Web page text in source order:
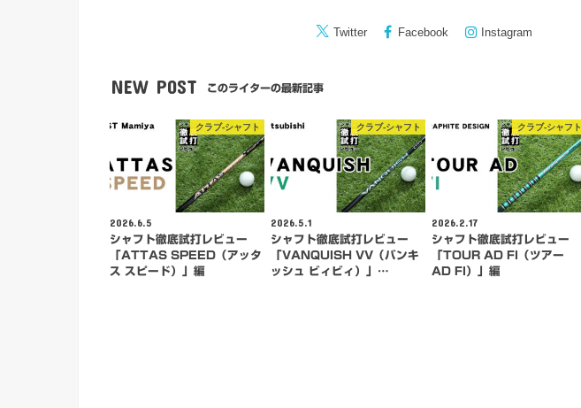
Twitter Facebook Instagram
NEW POST このライターの最新記事
クラブ-シャフト
2026.6.5
シャフト徹底試打レビュー
「ATTAS SPEED（アッタ
ス スピード）」編
クラブ-シャフト
2026.5.1
シャフト徹底試打レビュー
「VANQUISH VV（バンキ
ッシュ ビィビィ）」…
クラブ-シャフト
2026.2.17
シャフト徹底試打レビュー
「TOUR AD FI（ツアー
AD FI）」編